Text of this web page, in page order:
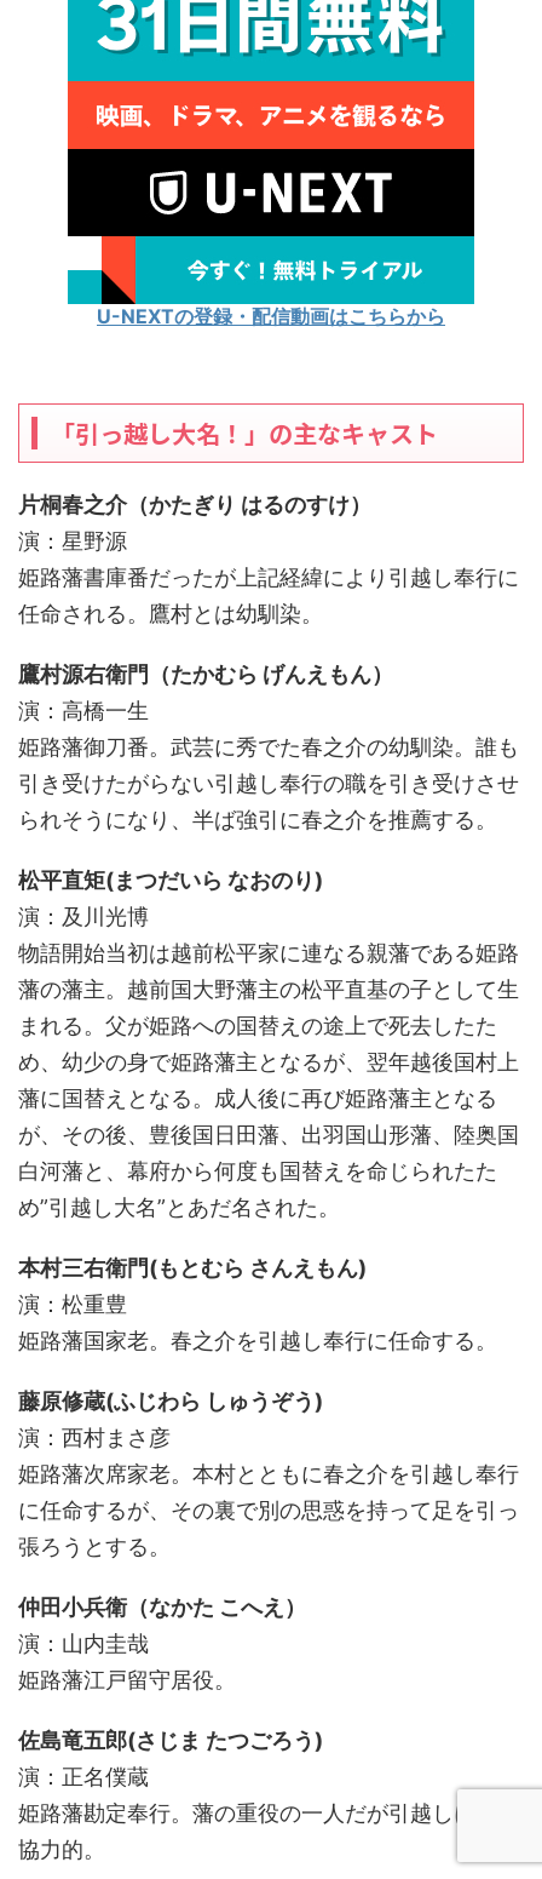
U-NEXTの登録・配信動画はこちらから
「引っ越し大名！」の主なキャスト
片桐春之介（かたぎり はるのすけ）
演：星野源
姫路藩書庫番だったが上記経緯により引越し奉行に
任命される。鷹村とは幼馴染。
鷹村源右衛門（たかむら げんえもん）
演：高橋一生
姫路藩御刀番。武芸に秀でた春之介の幼馴染。誰も
引き受けたがらない引越し奉行の職を引き受けさせ
られそうになり、半ば強引に春之介を推薦する。
松平直矩(まつだいら なおのり)
演：及川光博
物語開始当初は越前松平家に連なる親藩である姫路
藩の藩主。越前国大野藩主の松平直基の子として生
まれる。父が姫路への国替えの途上で死去したた
め、幼少の身で姫路藩主となるが、翌年越後国村上
藩に国替えとなる。成人後に再び姫路藩主となる
が、その後、豊後国日田藩、出羽国山形藩、陸奥国
白河藩と、幕府から何度も国替えを命じられたた
め”引越し大名”とあだ名された。
本村三右衛門(もとむら さんえもん)
演：松重豊
姫路藩国家老。春之介を引越し奉行に任命する。
藤原修蔵(ふじわら しゅうぞう)
演：西村まさ彦
姫路藩次席家老。本村とともに春之介を引越し奉行
に任命するが、その裏で別の思惑を持って足を引っ
張ろうとする。
仲田小兵衛（なかた こへえ）
演：山内圭哉
姫路藩江戸留守居役。
佐島竜五郎(さじま たつごろう)
演：正名僕蔵
姫路藩勘定奉行。藩の重役の一人だが引越しには非
協力的。